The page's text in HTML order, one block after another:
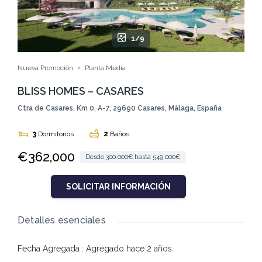
1/9
Nueva Promoción Planta Media
BLISS HOMES – CASARES
Ctra de Casares, Km 0, A-7, 29690 Casares, Málaga, España
3 Dormitorios 2 Baños
€362,000 Desde 300.000€ hasta 549.000€
SOLICITAR INFORMACIÓN
Detalles esenciales
Fecha Agregada : Agregado hace 2 años